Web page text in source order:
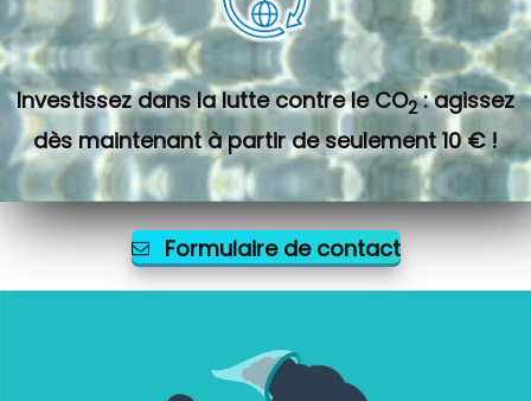
Investissez dans la lutte contre le CO2 : agissez
dès maintenant à partir de seulement 10 € !
Formulaire de contact